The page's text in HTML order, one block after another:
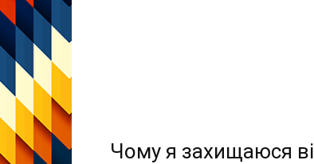
Чому я захищаюся